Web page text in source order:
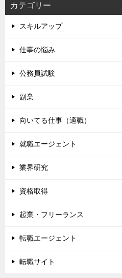
カテゴリー
スキルアップ
仕事の悩み
公務員試験
副業
向いてる仕事（適職）
就職エージェント
業界研究
資格取得
起業・フリーランス
転職エージェント
転職サイト